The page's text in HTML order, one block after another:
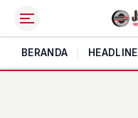
BERANDA HEADLINE